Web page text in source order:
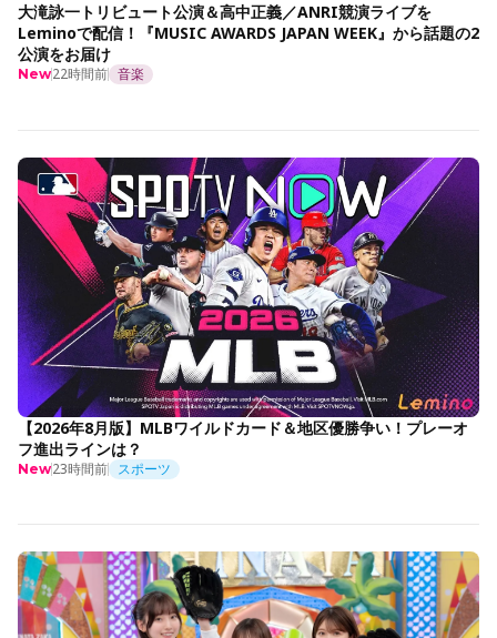
大滝詠一トリビュート公演＆高中正義／ANRI競演ライブを
Leminoで配信！『MUSIC AWARDS JAPAN WEEK』から話題の2
公演をお届け
New22時間前 音楽
【2026年8月版】MLBワイルドカード＆地区優勝争い！プレーオ
フ進出ラインは？
New23時間前 スポーツ